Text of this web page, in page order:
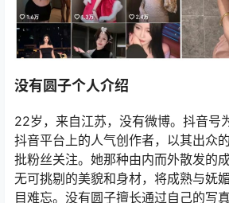
没有圆子个人介绍
22岁，来自江苏，没有微博。抖音号
抖音平台上的人气创作者，以其出众
批粉丝关注。她那种由内而外散发的
无可挑剔的美貌和身材，将成熟与妩
目难忘。没有圆子擅长通过自己的写